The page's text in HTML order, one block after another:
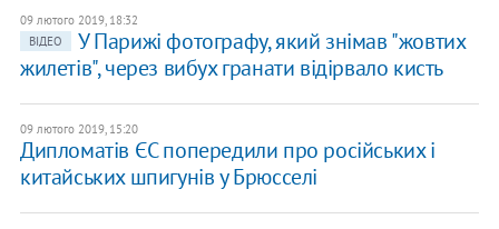
09 лютого 2019, 18:32
ВІДЕО
У Парижі фотографу, який знімав "жовтих
жилетів", через вибух гранати відірвало кисть
09 лютого 2019, 15:20
Дипломатів ЄС попередили про російських і
китайських шпигунів у Брюсселі